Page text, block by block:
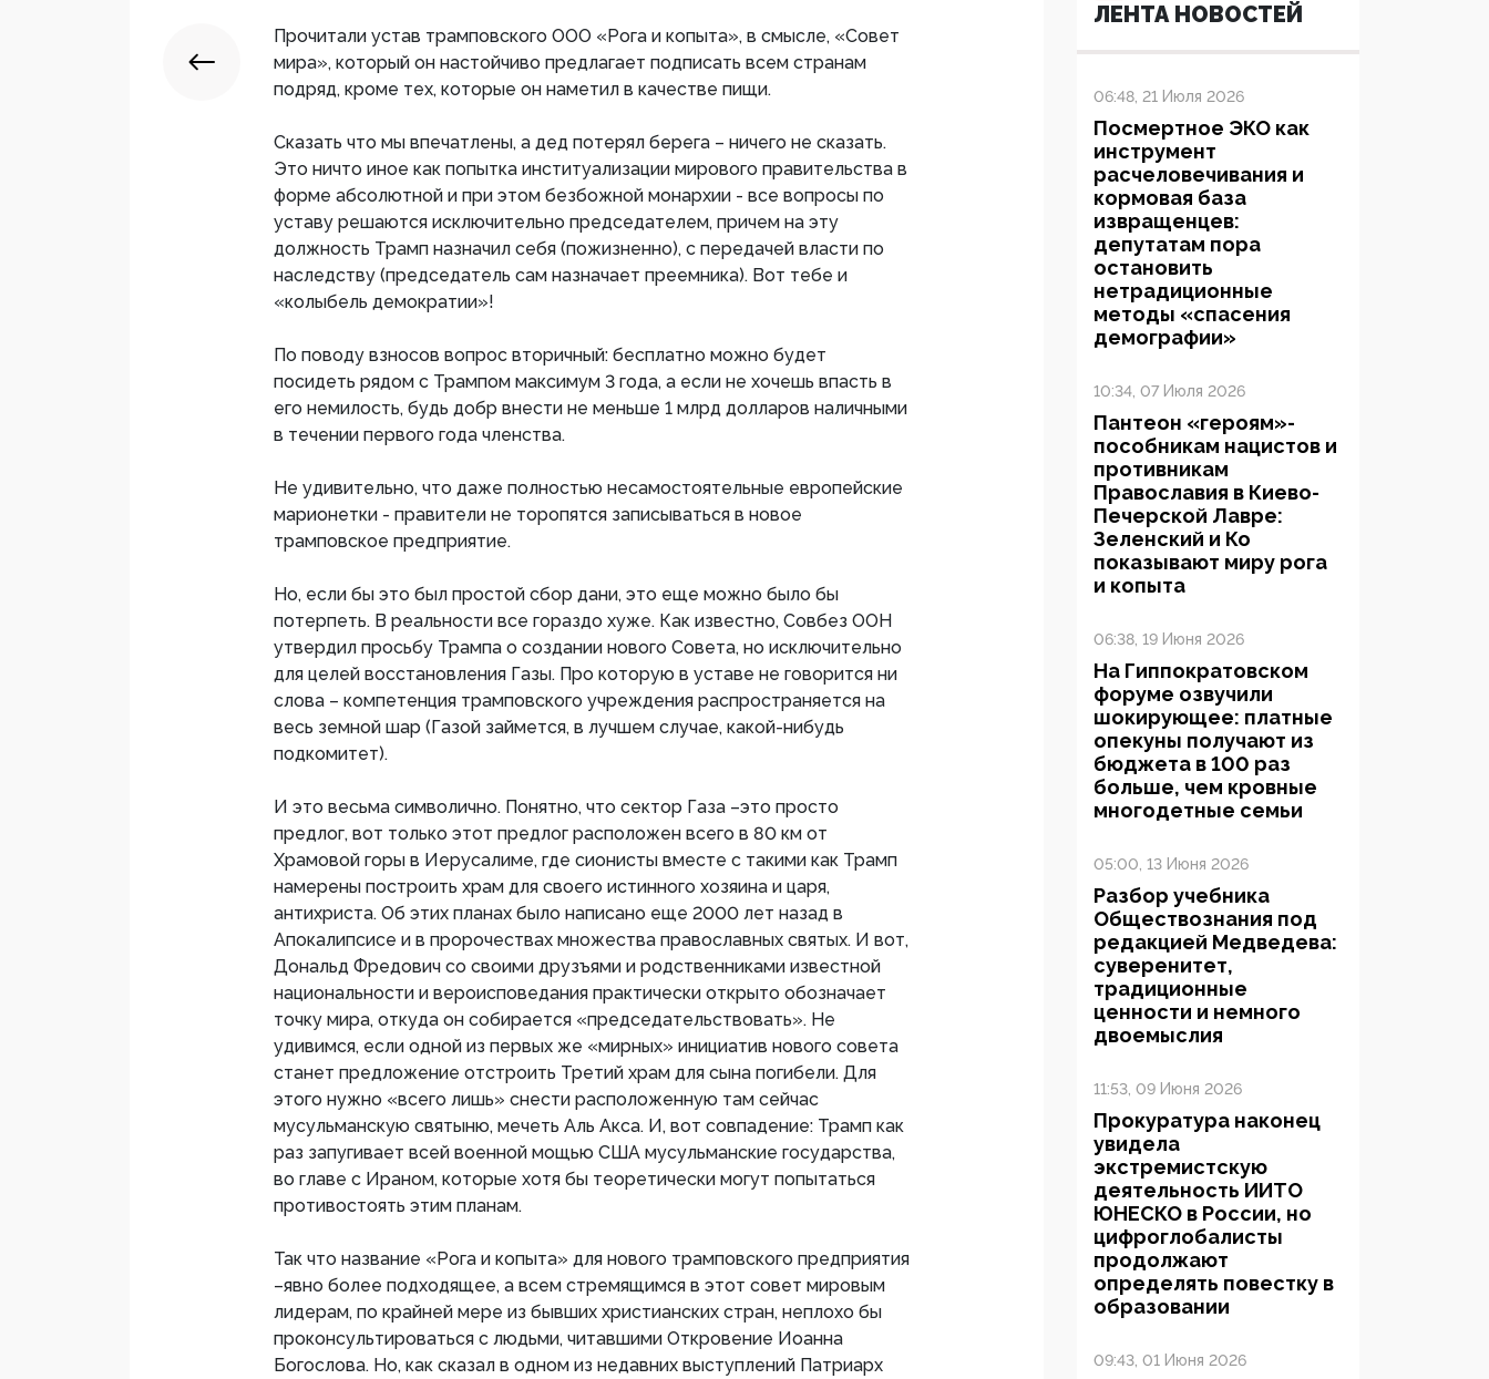
Прочитали устав трамповского ООО «Рога и копыта», в смысле, «Совет
мира», который он настойчиво предлагает подписать всем странам
подряд, кроме тех, которые он наметил в качестве пищи.
Сказать что мы впечатлены, а дед потерял берега – ничего не сказать.
Это ничто иное как попытка институализации мирового правительства в
форме абсолютной и при этом безбожной монархии - все вопросы по
уставу решаются исключительно председателем, причем на эту
должность Трамп назначил себя (пожизненно), с передачей власти по
наследству (председатель сам назначает преемника). Вот тебе и
«колыбель демократии»!
По поводу взносов вопрос вторичный: бесплатно можно будет
посидеть рядом с Трампом максимум 3 года, а если не хочешь впасть в
его немилость, будь добр внести не меньше 1 млрд долларов наличными
в течении первого года членства.
Не удивительно, что даже полностью несамостоятельные европейские
марионетки - правители не торопятся записываться в новое
трамповское предприятие.
Но, если бы это был простой сбор дани, это еще можно было бы
потерпеть. В реальности все гораздо хуже. Как известно, Совбез ООН
утвердил просьбу Трампа о создании нового Совета, но исключительно
для целей восстановления Газы. Про которую в уставе не говорится ни
слова – компетенция трамповского учреждения распространяется на
весь земной шар (Газой займется, в лучшем случае, какой-нибудь
подкомитет).
И это весьма символично. Понятно, что сектор Газа –это просто
предлог, вот только этот предлог расположен всего в 80 км от
Храмовой горы в Иерусалиме, где сионисты вместе с такими как Трамп
намерены построить храм для своего истинного хозяина и царя,
антихриста. Об этих планах было написано еще 2000 лет назад в
Апокалипсисе и в пророчествах множества православных святых. И вот,
Дональд Фредович со своими друзъями и родственниками известной
национальности и вероисповедания практически открыто обозначает
точку мира, откуда он собирается «председательствовать». Не
удивимся, если одной из первых же «мирных» инициатив нового совета
станет предложение отстроить Третий храм для сына погибели. Для
этого нужно «всего лишь» снести расположенную там сейчас
мусульманскую святыню, мечеть Аль Акса. И, вот совпадение: Трамп как
раз запугивает всей военной мощью США мусульманские государства,
во главе с Ираном, которые хотя бы теоретически могут попытаться
противостоять этим планам.
Так что название «Рога и копыта» для нового трамповского предприятия
–явно более подходящее, а всем стремящимся в этот совет мировым
лидерам, по крайней мере из бывших христианских стран, неплохо бы
проконсультироваться с людьми, читавшими Откровение Иоанна
Богослова. Но, как сказал в одном из недавних выступлений Патриарх
ЛЕНТА НОВОСТЕЙ
06:48, 21 Июля 2026
Посмертное ЭКО как
инструмент
расчеловечивания и
кормовая база
извращенцев:
депутатам пора
остановить
нетрадиционные
методы «спасения
демографии»
10:34, 07 Июля 2026
Пантеон «героям»-
пособникам нацистов и
противникам
Православия в Киево-
Печерской Лавре:
Зеленский и Ко
показывают миру рога
и копыта
06:38, 19 Июня 2026
На Гиппократовском
форуме озвучили
шокирующее: платные
опекуны получают из
бюджета в 100 раз
больше, чем кровные
многодетные семьи
05:00, 13 Июня 2026
Разбор учебника
Обществознания под
редакцией Медведева:
суверенитет,
традиционные
ценности и немного
двоемыслия
11:53, 09 Июня 2026
Прокуратура наконец
увидела
экстремистскую
деятельность ИИТО
ЮНЕСКО в России, но
цифроглобалисты
продолжают
определять повестку в
образовании
09:43, 01 Июня 2026